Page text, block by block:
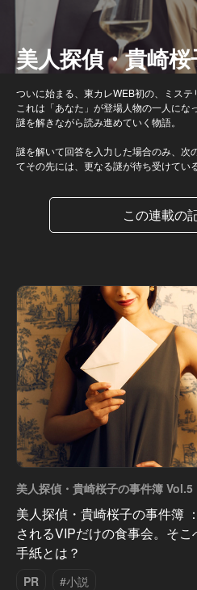
美人探偵・貴崎
ついに始まる、東カレWEB初の、ミステ
これは「あなた」が登場人物の一人に
謎を解きながら読み進めていく物語。
謎を解いて回答を入力した場合のみ、次
てその先には、更なる謎が待ち受けて
この連載の
美人探偵・貴崎桜子の事件簿 Vol.5
美人探偵・貴崎桜子の事件簿
されるVIPだけの食事会。そ
手紙とは？
PR #小説